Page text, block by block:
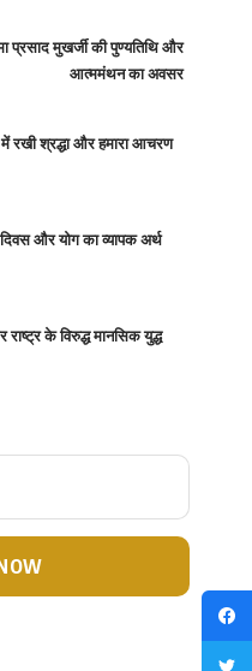
प्रसाद मुखर्जी की पुण्यतिथि और
आत्ममंथन का अवसर
रखी श्रद्धा और हमारा आचरण
दिवस और योग का व्यापक अर्थ
के विरुद्ध मानसिक युद्ध